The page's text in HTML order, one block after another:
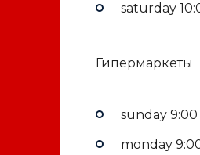
saturday
Гипермаркеты
sunday
monday